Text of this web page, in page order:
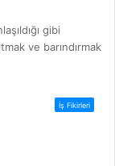
gibi
ve barındırmak
İş Fikirleri